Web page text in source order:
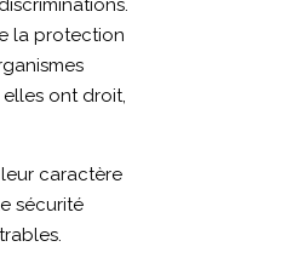
la protection
ont droit,
caractère
sécurité